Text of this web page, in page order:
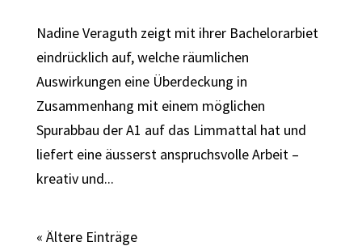
Nadine Veraguth zeigt mit ihrer Bachelorarbiet
eindrücklich auf, welche räumlichen
Auswirkungen eine Überdeckung in
Zusammenhang mit einem möglichen
Spurabbau der A1 auf das Limmattal hat und
liefert eine äusserst anspruchsvolle Arbeit –
kreativ und...
« Ältere Einträge